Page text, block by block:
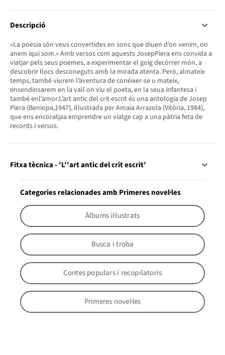
Descripció
«La poesia són veus convertides en sons que diuen d’on venim, on
anem iqui som.» Amb versos com aquests JosepPiera ens convida a
viatjar pels seus poemes, a experimentar el goig decórrer món, a
descobrir llocs desconeguts amb la mirada atenta. Però, almateix
temps, també viurem l’aventura de conéixer-se u mateix,
ensendinsarem en la vall on viu el poeta, en la seua infantesa i
també enl’amor.L’art antic del crit escrit és una antologia de Josep
Piera (Beniopa,1947), il·lustrada per Amaia Arrazola (Vitòria, 1984),
que ens encoratjaa emprendre un viatge cap a una pàtria feta de
records i versos.
Fitxa tècnica - 'L''art antic del crit escrit'
Categories relacionades amb Primeres novel·les
Àlbums il·lustrats
Busca i troba
Contes populars i recopilatoris
Primeres novel·les